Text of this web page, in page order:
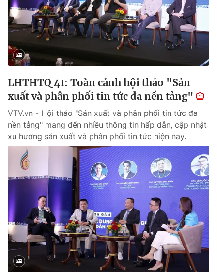
LHTHTQ 41: Toàn cảnh hội thảo "Sản
xuất và phân phối tin tức đa nền tảng"
VTV.vn - Hội thảo "Sản xuất và phân phối tin tức đa
nền tảng" mang đến nhiều thông tin hấp dẫn, cập nhật
xu hướng sản xuất và phân phối tin tức hiện nay.